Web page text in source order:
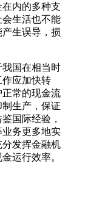
内的多种支
生活也不能
生误导，损
国在相当时
应加快转
常的现金流
生产，保证
国际经验，
务更多地实
发挥金融机
运行效率。